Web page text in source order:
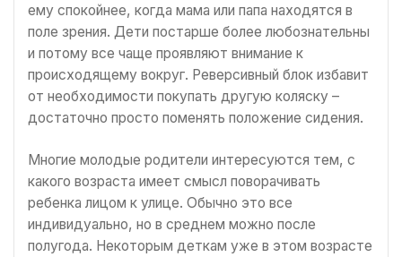
ему спокойнее, когда мама или папа находятся в
поле зрения. Дети постарше более любознательны
и потому все чаще проявляют внимание к
происходящему вокруг. Реверсивный блок избавит
от необходимости покупать другую коляску –
достаточно просто поменять положение сидения.
Многие молодые родители интересуются тем, с
какого возраста имеет смысл поворачивать
ребенка лицом к улице. Обычно это все
индивидуально, но в среднем можно после
полугода. Некоторым деткам уже в этом возрасте